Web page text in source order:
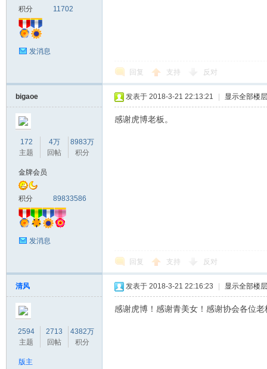
积分
11702
发消息
回复 支持 反对
bigaoe
172
主题
4万
回帖
8983万
积分
金牌会员
积分 89833586
发消息
发表于 2018-3-21 22:13:21 显示全部楼层
感谢虎博老板。
回复 支持 反对
清风
2594
主题
2713
回帖
4382万
积分
版主
发表于 2018-3-21 22:16:23 显示全部楼层
感谢虎博！感谢青美女！感谢协会各位老